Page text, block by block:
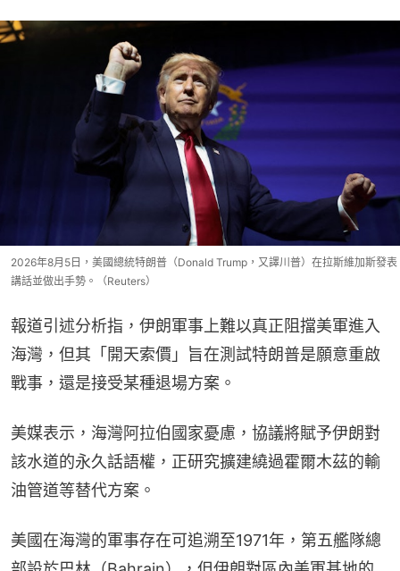
2026年8月5日，美國總統特朗普（Donald Trump，又譯川普）在拉斯維加斯發表
講話並做出手勢。（Reuters）
報道引述分析指，伊朗軍事上難以真正阻擋美軍進入
海灣，但其「開天索價」旨在測試特朗普是願意重啟
戰事，還是接受某種退場方案。
美媒表示，海灣阿拉伯國家憂慮，協議將賦予伊朗對
該水道的永久話語權，正研究擴建繞過霍爾木茲的輸
油管道等替代方案。
美國在海灣的軍事存在可追溯至1971年，第五艦隊總